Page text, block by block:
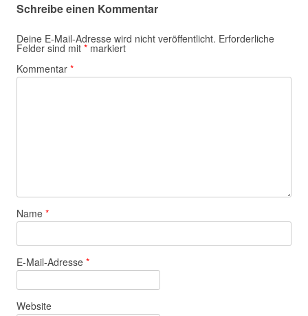
Schreibe einen Kommentar
Deine E-Mail-Adresse wird nicht veröffentlicht. Erforderliche
Felder sind mit * markiert
Kommentar *
Name *
E-Mail-Adresse *
Website